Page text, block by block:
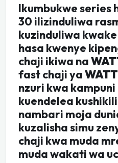
Ikumbukwe series
30 ilizinduliwa
kuzinduliwa
hasa kwenye
chaji ikiwa na
fast chaji ya
nzuri kwa kampuni
kuendelea
nambari moja
kuzalisha simu
chaji kwa muda
muda wakati wa